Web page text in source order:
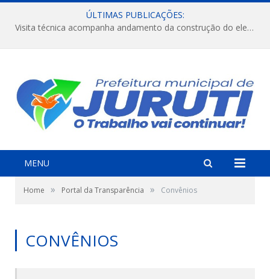
ÚLTIMAS PUBLICAÇÕES:
Visita técnica acompanha andamento da construção do elevado na comunidade Diamantino, região do Miri.
MENU
Home » Portal da Transparência » Convênios
CONVÊNIOS